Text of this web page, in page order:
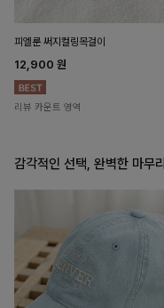
피엘룬 써지컬링목걸이
12,900 원
리뷰 카운트 영역
감각적인 선택, 완벽한 마무리